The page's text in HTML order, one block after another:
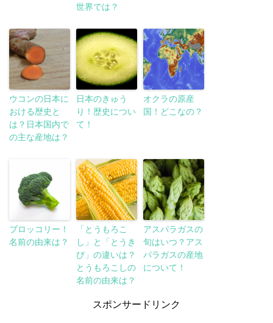
世界では？
ウコンの日本に
おける歴史と
は？日本国内で
の主な産地は？
日本のきゅう
り！歴史につい
て！
オクラの原産
国！どこなの？
ブロッコリー！
名前の由来は？
「とうもろこ
し」と「とうき
び」の違いは？
とうもろこしの
名前の由来は？
アスパラガスの
旬はいつ？アス
パラガスの産地
について！
スポンサードリンク